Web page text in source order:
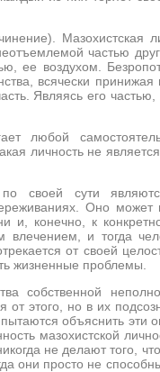
Мазохистская
частью
ее воздухом.
всячески
Являясь его
любой
личность не
своей сути
Оно может
и, конечно, к
и тогда
от своей
жизненные проблемы.
собственной
этого, но в их
объяснить
мазохистской
не делают того,
они просто не